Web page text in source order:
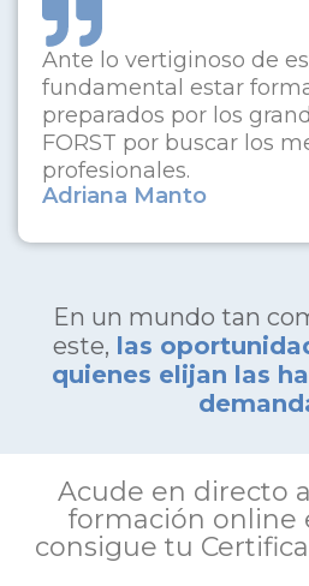
Ante lo vertiginoso de
fundamental estar
preparados por los
FORST por buscar los
profesionales.
Adriana Manto
En un mundo tan
este, las
quienes elijan las
Acude en directo
formación online
consigue tu